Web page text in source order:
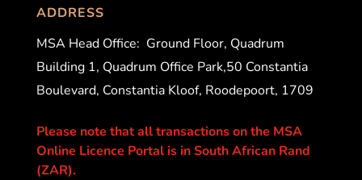
ADDRESS
MSA Head Office: Ground Floor, Quadrum
Building 1, Quadrum Office Park,50 Constantia
Boulevard, Constantia Kloof, Roodepoort, 1709
Please note that all transactions on the MSA
Online Licence Portal is in South African Rand
(ZAR).